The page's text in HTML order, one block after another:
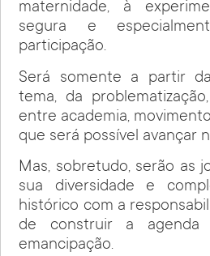
maternidade, à
segura e
participação.
Será somente a partir
tema, da
entre academia,
que será possível avançar
Mas, sobretudo, serão as
sua diversidade e
histórico com a
de construir a agenda
emancipação.